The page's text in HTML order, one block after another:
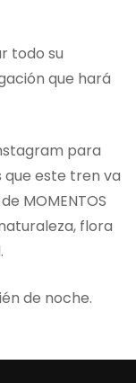
todo su
que hará
para
este tren va
MOMENTOS
flora
de noche.